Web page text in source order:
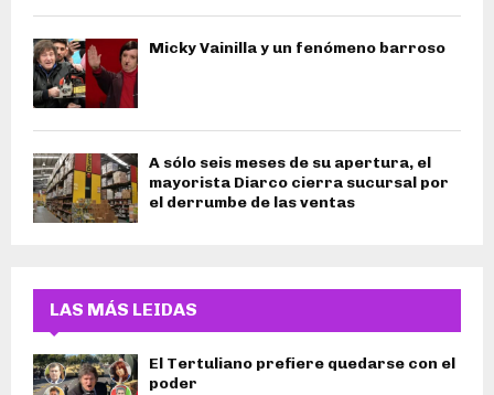
Micky Vainilla y un fenómeno barroso
A sólo seis meses de su apertura, el
mayorista Diarco cierra sucursal por
el derrumbe de las ventas
LAS MÁS LEIDAS
El Tertuliano prefiere quedarse con el
poder